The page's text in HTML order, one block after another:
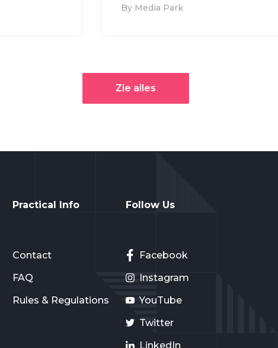
By Media Park
Zie alles
Practical Info
Contact
FAQ
Rules & Regulations
Follow Us
Facebook
Instagram
YouTube
Twitter
LinkedIn